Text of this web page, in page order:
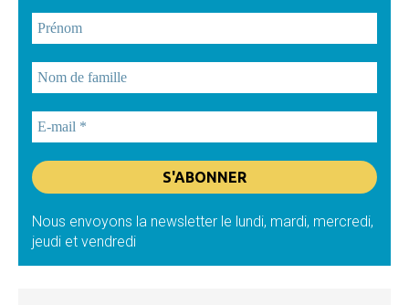
Nous envoyons la newsletter le lundi, mardi, mercredi,
jeudi et vendredi